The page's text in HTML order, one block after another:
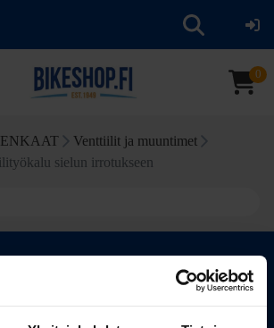
0
Venttiilit ja muuntimet
sielun irrotukseen
Kauppa